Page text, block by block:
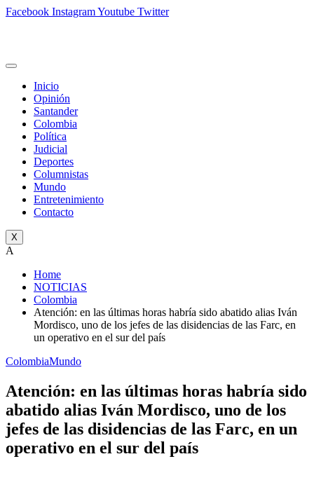
Facebook InstagramYoutube Twitter
Inicio
Opinión
Santander
Colombia
Política
Judicial
Deportes
Columnistas
Mundo
Entretenimiento
Contacto
X
A
Home
NOTICIAS
Colombia
Atención: en las últimas horas habría sido abatido alias Iván
Mordisco, uno de los jefes de las disidencias de las Farc, en
un operativo en el sur del país
ColombiaMundo
Atención: en las últimas horas habría sido
abatido alias Iván Mordisco, uno de los
jefes de las disidencias de las Farc, en un
operativo en el sur del país